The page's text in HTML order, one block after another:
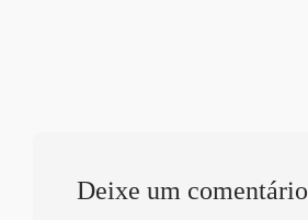
Deixe um comentário